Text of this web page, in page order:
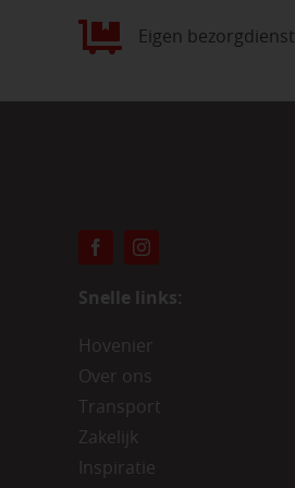
Eigen bezorgdienst
Snelle links:
Hovenier
Over ons
Transport
Zakelijk
Inspiratie